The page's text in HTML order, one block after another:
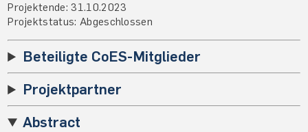
Projektende: 31.10.2023
Projektstatus: Abgeschlossen
Beteiligte CoES-Mitglieder
Projektpartner
Abstract